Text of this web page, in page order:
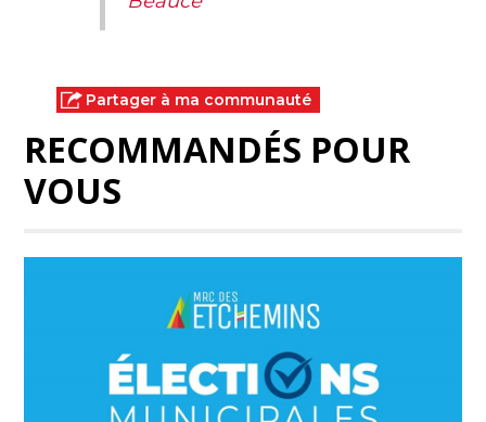
Partager à ma communauté
RECOMMANDÉS POUR
VOUS